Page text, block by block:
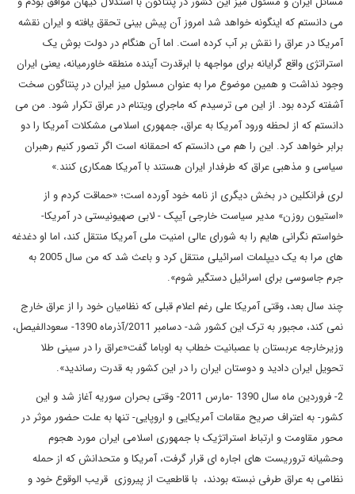
می دانستم که اینگونه خواهد شد امروز آن پیش بینی تحقق یافته و ایران نقشه
آمریکا در عراق را نقش بر آب کرده است. اما آن هنگام در دولت بوش یک
استراتژی واقع گرایانه برای مواجهه با ابرقدرت آینده منطقه خاورمیانه، یعنی ایران
وجود نداشت و همین موضوع مرا به عنوان مسئول میز ایران در پنتاگون سخت
آشفته کرده بود. از این می ترسیدم که ماجرای ویتنام در عراق تکرار شود. من می
دانستم که از لحظه ورود آمریکا به عراق، جمهوری اسلامی مشکلات آمریکا را دو
برابر خواهد کرد. این را هم می دانستم که احمقانه است اگر تصور کنیم رهبران
سیاسی و مذهبی عراق که طرفدار ایران هستند با آمریکا همکاری کنند.»
لری فرانکلین در بخش دیگری از نامه خود آورده است؛ «حماقت کردم و از
«استیون روزن» مدیر سیاست خارجی آیپک - لابی صهیونیستی در آمریکا-
خواستم نگرانی هایم را به شورای عالی امنیت ملی آمریکا منتقل کند، اما او دغدغه
های مرا به یک دیپلمات اسرائیلی منتقل کرد و باعث شد که من سال 2005 به
جرم جاسوسی برای اسرائیل دستگیر شوم».
چند سال بعد، وقتی آمریکا علی رغم اعلام قبلی که نظامیان خود را از عراق خارج
نمی کند، مجبور به ترک این کشور شد- دسامبر 2011/آذرماه 1390- سعودالفیصل،
وزیرخارجه عربستان با عصبانیت خطاب به اوباما گفت«عراق را در سینی طلا
تحویل ایران دادید و دوستان ایران را در این کشور به قدرت رساندید».
2- فروردین ماه سال 1390 -مارس 2011- وقتی بحران سوریه آغاز شد و این
کشور- به اعتراف صریح مقامات آمریکایی و اروپایی- تنها به علت حضور موثر در
محور مقاومت و ارتباط استراتژیک با جمهوری اسلامی ایران مورد هجوم
وحشیانه تروریست های اجاره ای قرار گرفت، آمریکا و متحدانش که از حمله
نظامی به عراق طرفی نبسته بودند، با قاطعیت از پیروزی قریب الوقوع خود و